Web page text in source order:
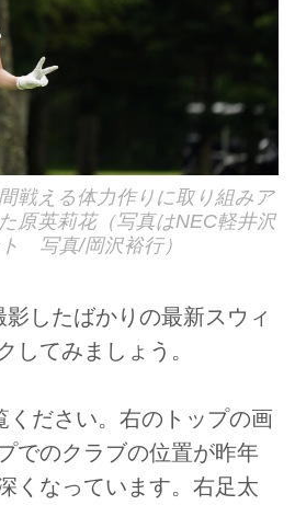
戦える体力作りに取り組みア
原英莉花（写真はNEC軽井沢
写真/岡沢裕行）
したばかりの最新スウィ
してみましょう。
ください。右のトップの画
でのクラブの位置が昨年
くなっています。右足太